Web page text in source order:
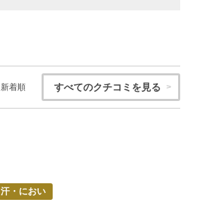
新着順 すべてのクチコミを見る
汗・におい